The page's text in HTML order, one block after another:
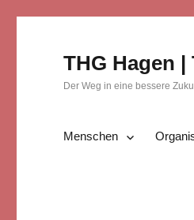
THG Hagen
Der Weg in eine bessere
Menschen